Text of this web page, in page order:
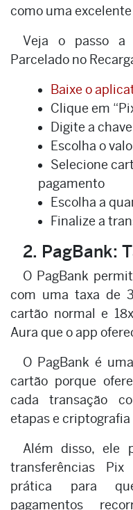
como uma excelente
Veja o passo a
Parcelado no
Baixe o
Clique em
Digite a
Escolha o
Selecione
pagamento
Escolha a
Finalize a
2. PagBank:
O PagBank
com uma taxa de
cartão normal e
Aura que o app
O PagBank é
cartão porque
cada transação
etapas e criptografia
Além disso, ele
transferências
prática para
pagamentos